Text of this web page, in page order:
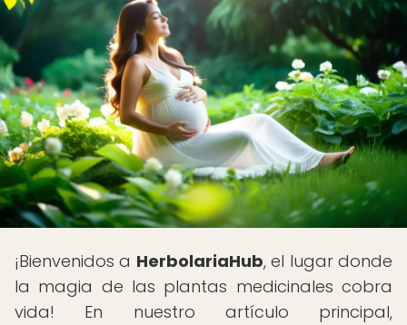
¡Bienvenidos a HerbolariaHub, el lugar donde
la magia de las plantas medicinales cobra
vida! En nuestro artículo principal,